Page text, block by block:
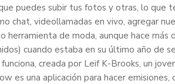
puedes subir tus fotos y otras, lo que
chat, videollamadas en vivo, agregar
herramienta de moda, aunque hace más
cuando estaba en su último año de
creada por Leif K-Brooks, un
es una aplicación para hacer